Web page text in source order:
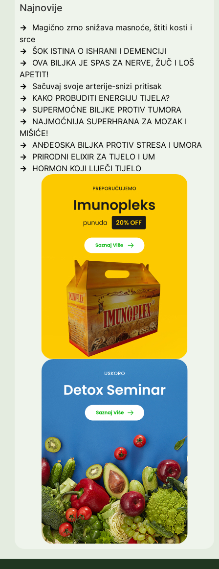
Najnovije
Magično zrno snižava masnoće, štiti kosti i
srce
ŠOK ISTINA O ISHRANI I DEMENCIJI
OVA BILJKA JE SPAS ZA NERVE, ŽUČ I LOŠ
APETIT!
Sačuvaj svoje arterije-snizi pritisak
KAKO PROBUDITI ENERGIJU TIJELA?
SUPERMOĆNE BILJKE PROTIV TUMORA
NAJMOĆNIJA SUPERHRANA ZA MOZAK I
MIŠIĆE!
ANĐEOSKA BILJKA PROTIV STRESA I UMORA
PRIRODNI ELIXIR ZA TIJELO I UM
HORMON KOJI LIJEČI TIJELO